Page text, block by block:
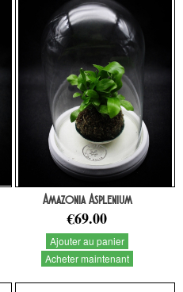
Amazonia Asplenium
€69.00
Ajouter au panier
Acheter maintenant